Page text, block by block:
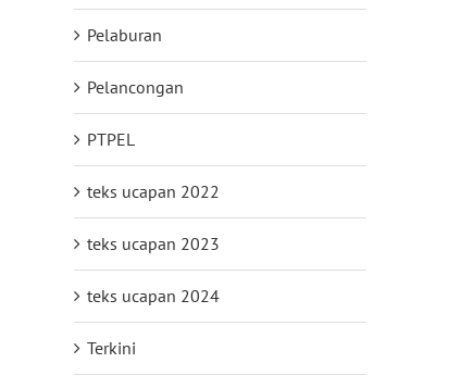
Pelaburan
Pelancongan
PTPEL
teks ucapan 2022
teks ucapan 2023
teks ucapan 2024
Terkini